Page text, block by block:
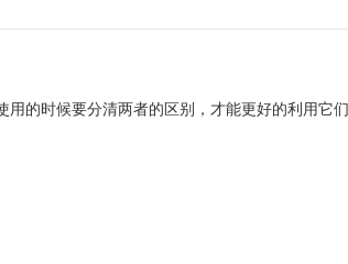
的时候要分清两者的区别，才能更好的利用它们